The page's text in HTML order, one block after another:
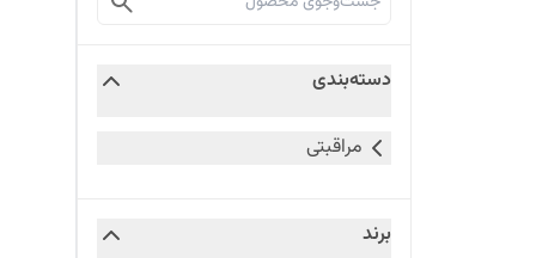
دسته‌بندی
مراقبتی
برند